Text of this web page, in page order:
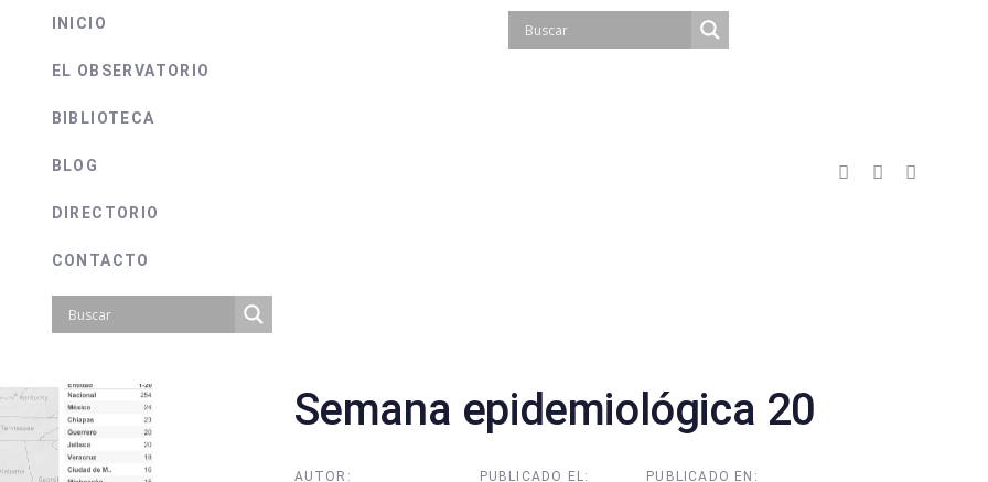
INICIO
EL OBSERVATORIO
BIBLIOTECA
BLOG
DIRECTORIO
CONTACTO
Semana epidemiológica 20
AUTOR: PUBLICADO EL: PUBLICADO EN: